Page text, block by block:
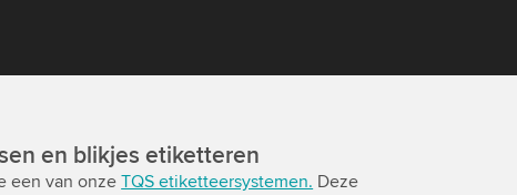
en blikjes etiketteren
een van onzeTQS etiketteersystemen. Deze